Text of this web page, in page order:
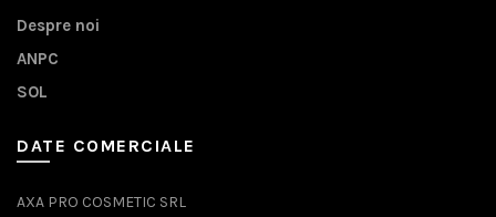
Despre noi
ANPC
SOL
DATE COMERCIALE
AXA PRO COSMETIC SRL